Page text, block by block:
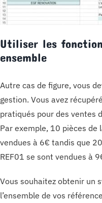
Utiliser les
ensemble
Autre cas de figure, vous
gestion. Vous avez
pratiqués pour des ventes
Par exemple, 10 pièces de
vendues à 6€ tandis que
REF01 se sont vendues à
Vous souhaitez obtenir un
l’ensemble de vos